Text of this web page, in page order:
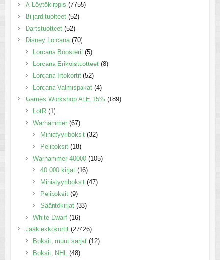
A-Löytökirppis (7755)
Biljardituotteet (52)
Dartstuotteet (52)
Disney Lorcana (70)
Lorcana Boosterit (5)
Lorcana Erikoistuotteet (8)
Lorcana Irtokortit (52)
Lorcana Valmispakat (4)
Games Workshop ALE 15% (189)
LotR (1)
Warhammer (67)
Miniatyyriboksit (32)
Peliboksit (18)
Warhammer 40000 (105)
40 000 kirjat (16)
Miniatyyriboksit (47)
Peliboksit (9)
Sääntökirjat (33)
White Dwarf (16)
Jääkiekkokortit (27426)
Boksit, muut sarjat (12)
Boksit, NHL
(48)